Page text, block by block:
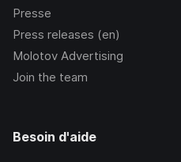
Presse
Press releases (en)
Molotov Advertising
Join the team
Besoin d'aide